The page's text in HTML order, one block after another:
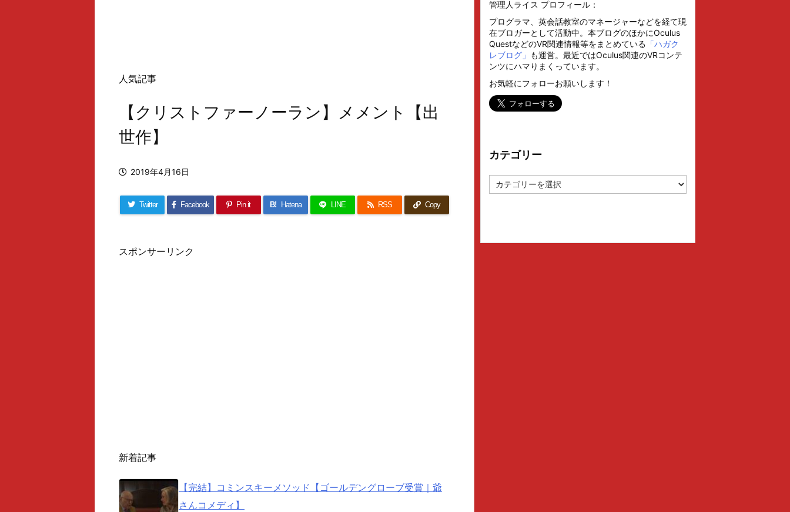
人気記事
【クリストファーノーラン】メメント【出
世作】
2019年4月16日
Twitter Facebook Pin it B! Hatena LINE RSS Copy
スポンサーリンク
新着記事
【完結】コミンスキーメソッド【ゴールデングローブ受賞｜爺
さんコメディ】
管理人ライス プロフィール：
プログラマ、英会話教室のマネージャーなどを経て現
在ブロガーとして活動中。本ブログのほかにOculus
QuestなどのVR関連情報等をまとめている 「ハガク
レブログ」 も運営。最近ではOculus関連のVRコンテ
ンツにハマりまくっています。
お気軽にフォローお願いします！
カテゴリー
テ